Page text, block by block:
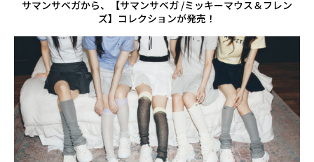
サマンサベガから、【サマンサベガ /ミッキーマウス＆フレン
ズ】コレクションが発売！